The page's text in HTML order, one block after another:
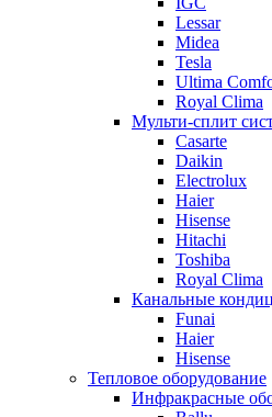
Lessar
Midea
Tesla
Ultima
Royal Clima
Мульти-сплит
Casarte
Daikin
Electrolux
Haier
Hisense
Hitachi
Toshiba
Royal Clima
Канальные
Funai
Haier
Hisense
Тепловое оборудование
Инфракрасные